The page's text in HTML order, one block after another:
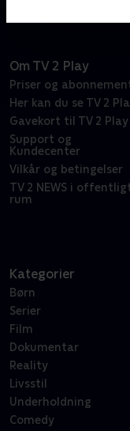
Om TV 2 Play
Priser og
Her kan du se TV 2
Gavekort til TV 2 Play
Support og
Kundecenter
Vilkår og betingelser
TV 2 NEWS i
rum
Kategorier
Børn
Serier
Film
Dokumentar
Reality
Livsstil
Underholdning
Comedy